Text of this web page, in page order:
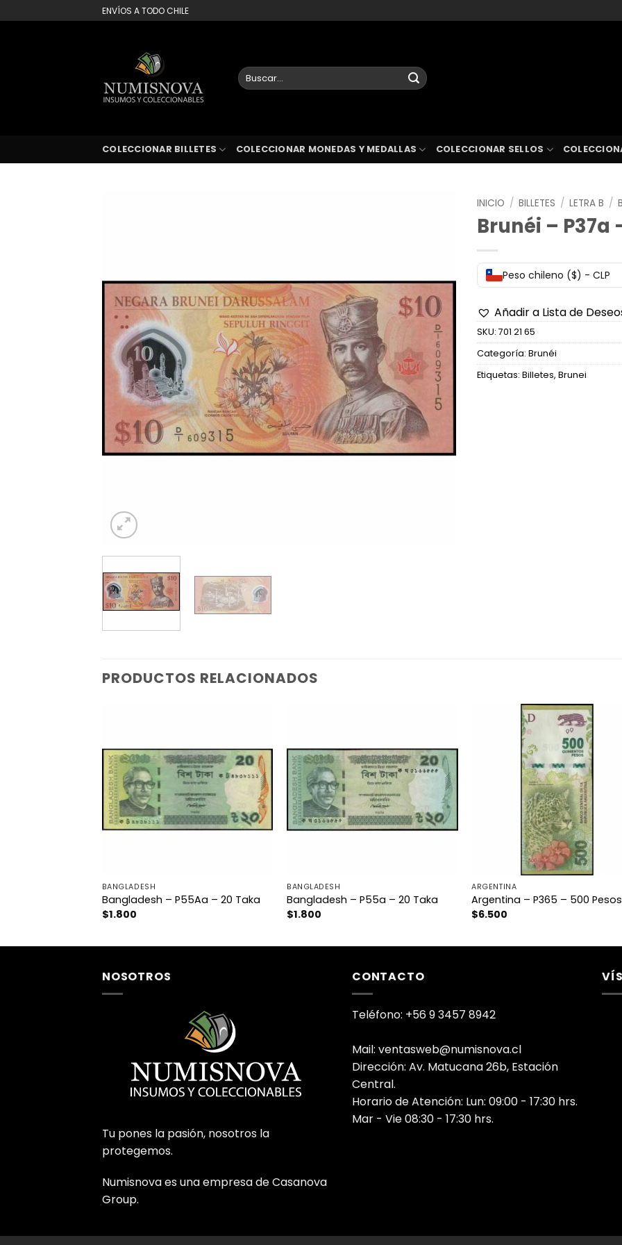
al
ENVÍOS A TODO CHILE
Buscar
por:
COLECCIONAR BILLETES COLECCIONAR MONEDAS Y MEDALLAS COLECCIONAR SELLOS
INICIO / BILLETES / LETRA B /
Brunéi – P37a
Peso chileno ($) - CLP
Añadir a Lista de
SKU: 701 21 65
Categoría: Brunéi
Etiquetas: Billetes, Brunei
PRODUCTOS RELACIONADOS
BANGLADESH
Bangladesh – P55Aa – 20 Taka
$1.800
BANGLADESH
Bangladesh – P55a – 20 Taka
$1.800
ARGENTINA
Argentina – P365 – 500 Pesos
$6.500
NOSOTROS
Tu pones la pasión, nosotros la
protegemos.
Numisnova es una empresa de Casanova
Group.
CONTACTO
Teléfono: +56 9 3457 8942
Mail: ventasweb@numisnova.cl
Dirección: Av. Matucana 26b, Estación
Central.
Horario de Atención: Lun: 09:00 - 17:30 hrs.
Mar - Vie 08:30 - 17:30 hrs.